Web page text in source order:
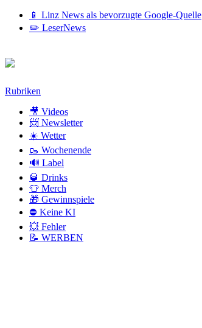
📱 Linz News als bevorzugte Google-Quelle
✏️ LeserNews
Zum
Rubriken
🎥 Videos
📨 Newsletter
☀️ Wetter
🥾 Wochenende
🔊 Label
🥃 Drinks
👕 Merch
🎁 Gewinnspiele
⛔ Keine KI
💥 Fehler
📝 WERBEN